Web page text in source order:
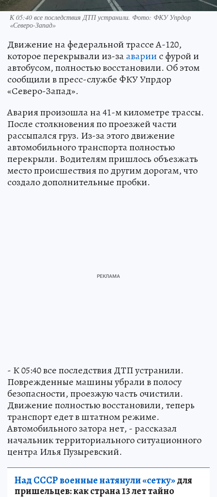
К 05:40 все последствия ДТП устранили. Фото: ФКУ Упрдор
«Северо-Запад»
Движение на федеральной трассе А-120,
которое перекрывали из-зааварии с фурой и
автобусом, полностью восстановили. Об этом
сообщили в пресс-службе ФКУ Упрдор
«Северо-Запад».
Авария произошла на 41-м километре трассы.
После столкновения по проезжей части
рассыпался груз. Из-за этого движение
автомобильного транспорта полностью
перекрыли. Водителям пришлось объезжать
место происшествия по другим дорогам, что
создало дополнительные пробки.
- К 05:40 все последствия ДТП устранили.
Поврежденные машины убрали в полосу
безопасности, проезжую часть очистили.
Движение полностью восстановили, теперь
транспорт едет в штатном режиме.
Автомобильного затора нет, - рассказал
начальник территориального ситуационного
центра Илья Пузыревский.
Над СССР военные натянули «сетку»для
пришельцев: как страна 13 лет тайно